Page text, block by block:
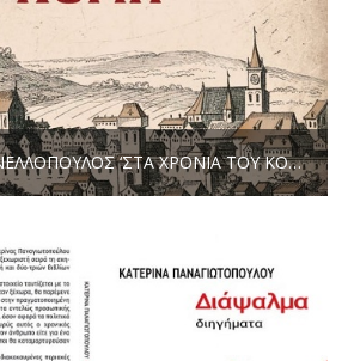
ΔΗΜΉΤΡΗΣ ΚΑΝΕΛΛΌΠΟΥΛΟΣ ‘ΣΤΑ ΧΡΌΝΙΑ ΤΟΥ ΚΌΚΚΙΝΟΥ ΚΌΜΗ’ * ΚΡΙΤΙΚΉ